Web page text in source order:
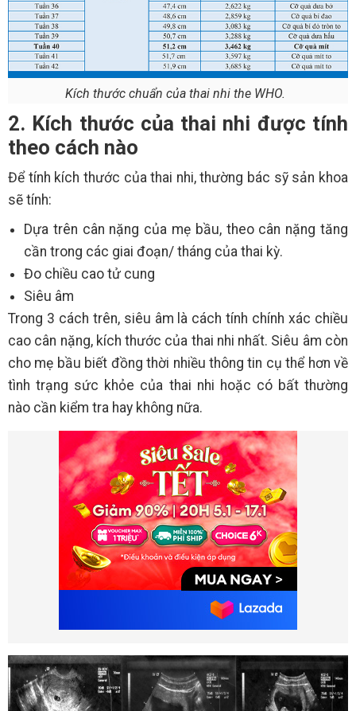
Kích thước chuẩn của thai nhi the WHO.
2. Kích thước của thai nhi được tính
theo cách nào
Để tính kích thước của thai nhi, thường bác sỹ sản khoa
sẽ tính:
Dựa trên cân nặng của mẹ bầu, theo cân nặng tăng
cần trong các giai đoạn/ tháng của thai kỳ.
Đo chiều cao tử cung
Siêu âm
Trong 3 cách trên, siêu âm là cách tính chính xác chiều
cao cân nặng, kích thước của thai nhi nhất. Siêu âm còn
cho mẹ bầu biết đồng thời nhiều thông tin cụ thể hơn về
tình trạng sức khỏe của thai nhi hoặc có bất thường
nào cần kiểm tra hay không nữa.